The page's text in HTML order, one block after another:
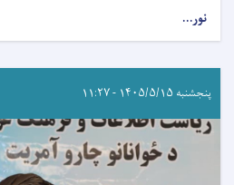
نور...
پنجشنبه ۱۴۰۵/۵/۱۵ - ۱۱:۲۷